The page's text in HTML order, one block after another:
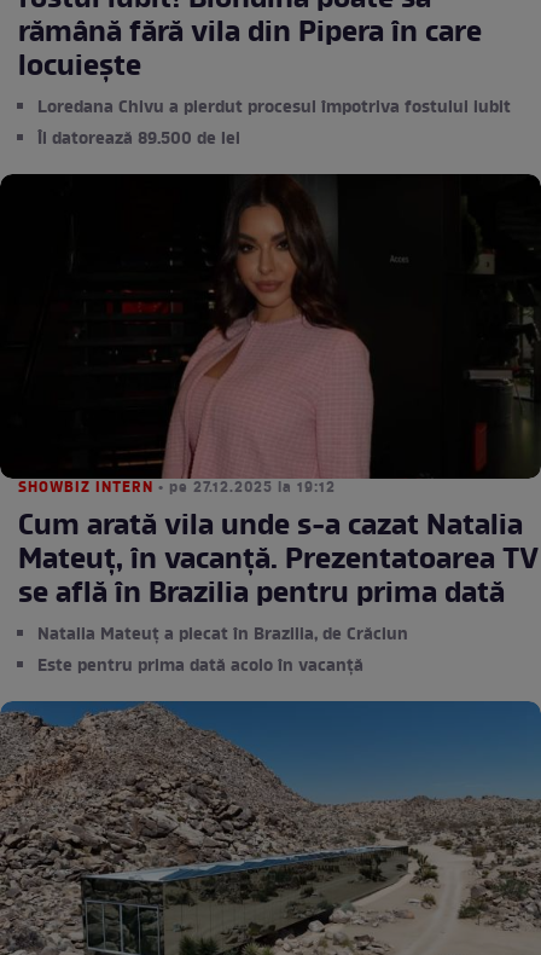
rămână fără vila din Pipera în care
locuiește
Loredana Chivu a pierdut procesul împotriva fostului iubit
Îi datorează 89.500 de lei
SHOWBIZ INTERN • pe 27.12.2025 la 19:12
Cum arată vila unde s-a cazat Natalia
Mateuț, în vacanță. Prezentatoarea TV
se află în Brazilia pentru prima dată
Natalia Mateuț a plecat în Brazilia, de Crăciun
Este pentru prima dată acolo în vacanță